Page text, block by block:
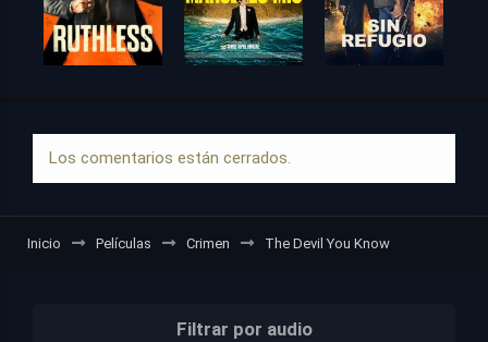
Los comentarios están cerrados.
Inicio Películas Crimen The Devil You Know
Filtrar por audio